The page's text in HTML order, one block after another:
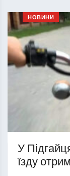
НОВИНИ
У
їзду